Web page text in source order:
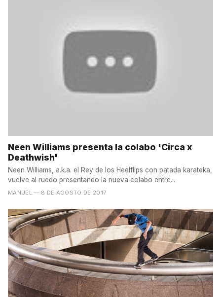
Neen Williams presenta la colabo 'Circa x
Deathwish'
Neen Williams, a.k.a. el Rey de los Heelflips con patada karateka,
vuelve al ruedo presentando la nueva colabo entre...
MANUEL — 8 DE AGOSTO DE 2017